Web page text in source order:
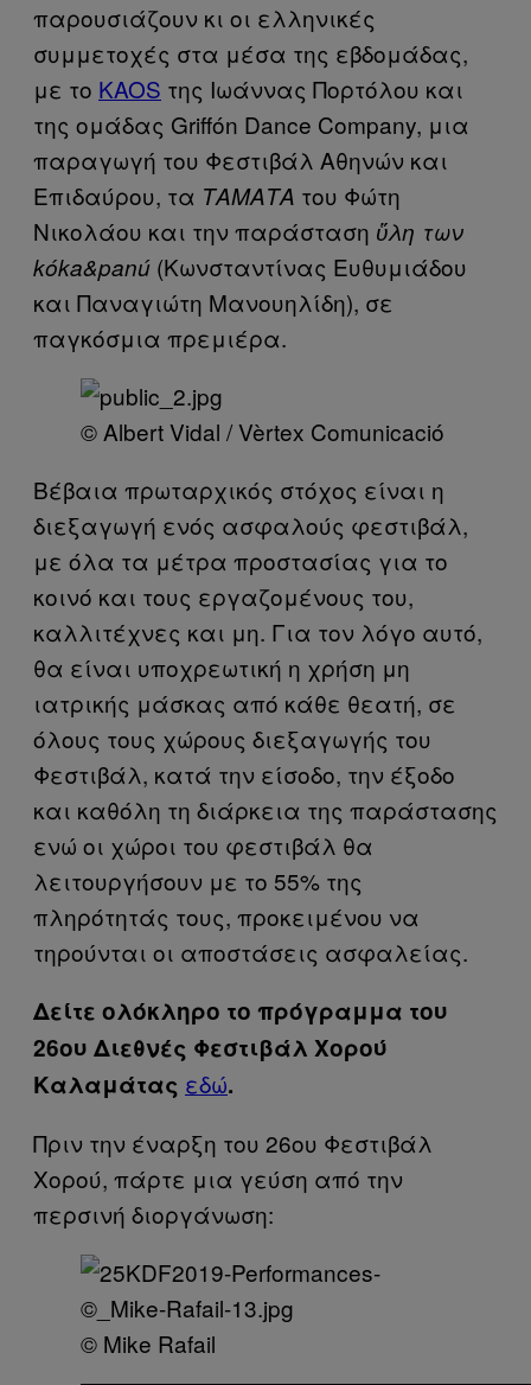
παρουσιάζουν κι οι ελληνικές
συμμετοχές στα μέσα της εβδομάδας,
με το KAOS της Ιωάννας Πορτόλου και
της ομάδας Griffón Dance Company, μια
παραγωγή του Φεστιβάλ Αθηνών και
Επιδαύρου, τα ΤΑΜΑΤΑ του Φώτη
Νικολάου και την παράσταση ὕλη των
kóka&panú (Κωνσταντίνας Ευθυμιάδου
και Παναγιώτη Μανουηλίδη), σε
παγκόσμια πρεμιέρα.
© Albert Vidal / Vèrtex Comunicació
Βέβαια πρωταρχικός στόχος είναι η
διεξαγωγή ενός ασφαλούς φεστιβάλ,
με όλα τα μέτρα προστασίας για το
κοινό και τους εργαζομένους του,
καλλιτέχνες και μη. Για τον λόγο αυτό,
θα είναι υποχρεωτική η χρήση μη
ιατρικής μάσκας από κάθε θεατή, σε
όλους τους χώρους διεξαγωγής του
Φεστιβάλ, κατά την είσοδο, την έξοδο
και καθόλη τη διάρκεια της παράστασης
ενώ οι χώροι του φεστιβάλ θα
λειτουργήσουν με το 55% της
πληρότητάς τους, προκειμένου να
τηρούνται οι αποστάσεις ασφαλείας.
Δείτε ολόκληρο το πρόγραμμα του
26ου Διεθνές Φεστιβάλ Χορού
Καλαμάτας εδώ.
Πριν την έναρξη του 26ου Φεστιβάλ
Χορού, πάρτε μια γεύση από την
περσινή διοργάνωση:
© Mike Rafail